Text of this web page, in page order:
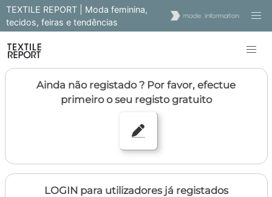
TEXTILE REPORT | Moda feminina,
tecidos, feiras e tendências
Ainda não registado ? Por favor, efectue
primeiro o seu registo gratuito
LOGIN para utilizadores já registados